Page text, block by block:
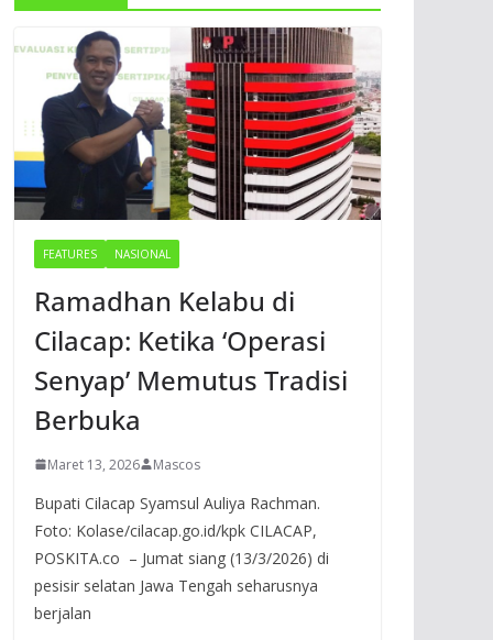
FEATURES NASIONAL
Ramadhan Kelabu di
Cilacap: Ketika ‘Operasi
Senyap’ Memutus Tradisi
Berbuka
Maret 13, 2026 Mascos
Bupati Cilacap Syamsul Auliya Rachman.
Foto: Kolase/cilacap.go.id/kpk CILACAP,
POSKITA.co – Jumat siang (13/3/2026) di
pesisir selatan Jawa Tengah seharusnya
berjalan